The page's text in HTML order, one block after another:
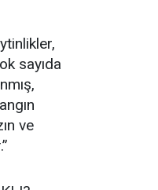
sayıda
ve